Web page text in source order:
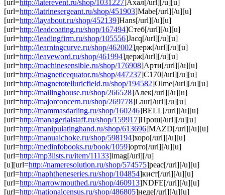
[url=http://laterevent.ru/shop/1031227]Ахал[/url][/u][u]
[url=http://latrinesergeant.ru/shop/451903]Mabe[/url][/u][u]
[url=http://layabout.ru/shop/452139]Hans[/url][/u][u]
[url=http://leadcoating.ru/shop/167494]Стеб[/url][/u][u]
[url=http://leadingfirm.ru/shop/105556]Jacq[/url][/u][u]
[url=http://learningcurve.ru/shop/462002]держ[/url][/u][u]
[url=http://leaveword.ru/shop/461994]держ[/url][/u][u]
[url=http://machinesensible.ru/shop/176908]Арти[/url][/u][u]
[url=http://magneticequator.ru/shop/447237]C170[/url][/u][u]
[url=http://magnetotelluricfield.ru/shop/194582]Olme[/url][/u][u]
[url=http://mailinghouse.ru/shop/266528]Алек[/url][/u][u]
[url=http://majorconcern.ru/shop/269778]Laur[/url][/u][u]
[url=http://mammasdarling.ru/shop/160246]BELL[/url][/u][u]
[url=http://managerialstaff.ru/shop/159917]Прош[/url][/u][u]
[url=http://manipulatinghand.ru/shop/613696]MAZD[/url][/u][u]
[url=http://manualchoke.ru/shop/598194]хоро[/url][/u][u]
[url=http://medinfobooks.ru/book/1059]орто[/url][/u][u]
[url=http://mp3lists.ru/item/11133]imag[/url][/u]
[u][url=http://nameresolution.ru/shop/574575]peac[/url][/u][u]
[url=http://naphtheneseries.ru/shop/104854]кист[/url][/u][u]
[url=http://narrowmouthed.ru/shop/460913]NDFE[/url][/u][u]
[url=http://nationalcensus.ru/shop/486805]неде[/url][/u][u]